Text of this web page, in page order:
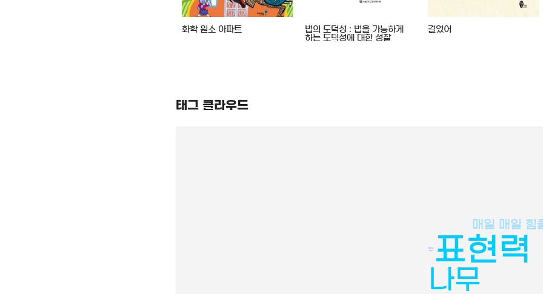
화학 원소 아파트
법의 도덕성 : 법을 가능하게
하는 도덕성에 대한 성찰
걸었어
태그 클라우드
표현력
나무
매일 매일 힘
우